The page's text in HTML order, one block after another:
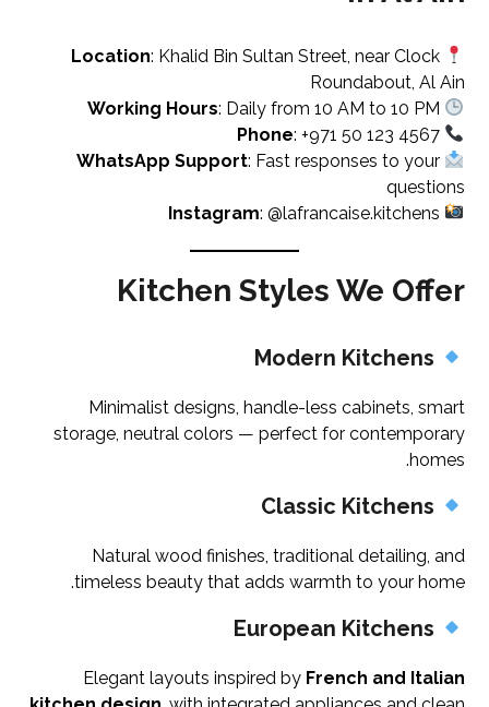
Location: Khalid Bin Sultan Street, near Clock
Roundabout, Al Ain
Working Hours: Daily from 10 AM to 10 PM
Phone: +971 50 123 4567
WhatsApp Support: Fast responses to your
questions
Instagram: @lafrancaise.kitchens
Kitchen Styles We Offer
Minimalist designs, handle-less cabinets, smart
storage, neutral colors — perfect for contemporary
homes.
Natural wood finishes, traditional detailing, and
timeless beauty that adds warmth to your home.
Elegant layouts inspired by French and Italian